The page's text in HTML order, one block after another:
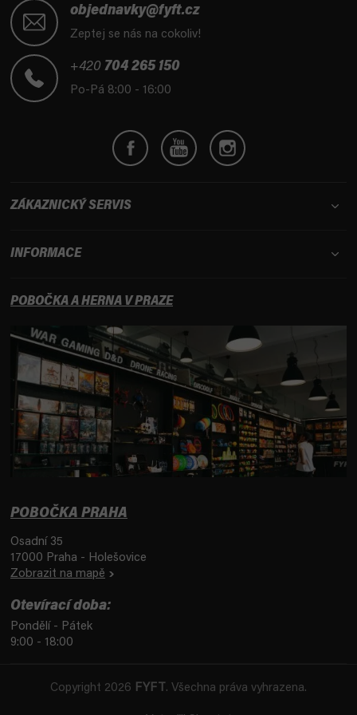
objednavky@fyft.cz
Zeptej se nás na cokoliv!
+420 704 265 150
Po-Pá 8:00 - 16:00
ZÁKAZNICKÝ SERVIS
INFORMACE
POBOČKA A HERNA V PRAZE
POBOČKA PRAHA
Osadní 35
17000 Praha - Holešovice
Zobrazit na mapě
Otevírací doba:
Pondělí - Pátek
9:00 - 18:00
Copyright 2026 FYFT . Všechna práva vyhrazena.